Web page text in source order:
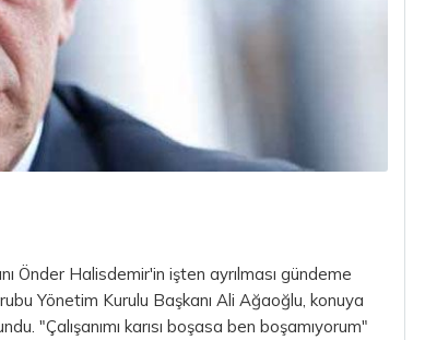
Önder Halisdemir'in işten ayrılması gündeme
Yönetim Kurulu Başkanı Ali Ağaoğlu, konuya
"Çalışanımı karısı boşasa ben boşamıyorum"